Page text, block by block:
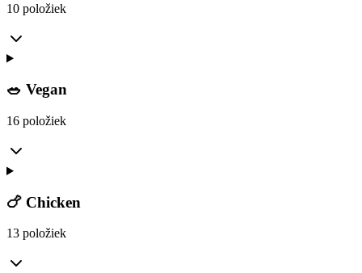
10 položiek
🥗 Vegan
16 položiek
🍗 Chicken
13 položiek